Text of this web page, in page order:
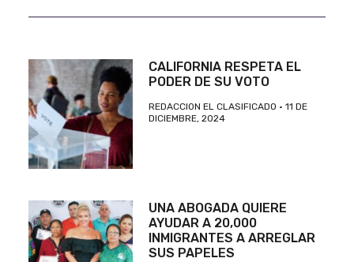
CALIFORNIA RESPETA EL
PODER DE SU VOTO
REDACCION EL CLASIFICADO
11 DE
DICIEMBRE, 2024
UNA ABOGADA QUIERE
AYUDAR A 20,000
INMIGRANTES A ARREGLAR
SUS PAPELES